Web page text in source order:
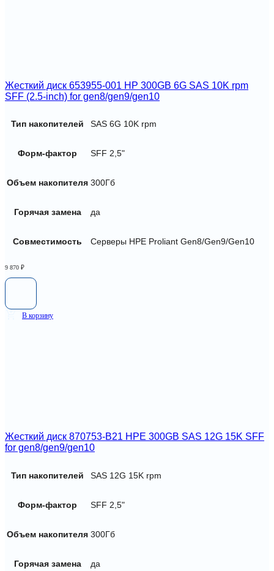
Жесткий диск 653955-001 HP 300GB 6G SAS 10K rpm
SFF (2.5-inch) for gen8/gen9/gen10
Тип накопителей SAS 6G 10K rpm
Форм-фактор SFF 2,5"
Объем накопителя 300Гб
Горячая замена да
Совместимость Серверы HPE Proliant Gen8/Gen9/Gen10
9 870 ₽
В корзину
Жесткий диск 870753-B21 HPE 300GB SAS 12G 15K SFF
for gen8/gen9/gen10
Тип накопителей SAS 12G 15K rpm
Форм-фактор SFF 2,5"
Объем накопителя 300Гб
Горячая замена да